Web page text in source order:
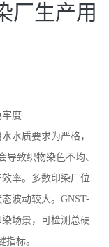
厂生产用
牢度
水质要求为严格，
致织物染色不均、
率。多数印染厂位
波动较大。GNST-
场景，可检测总硬
标。